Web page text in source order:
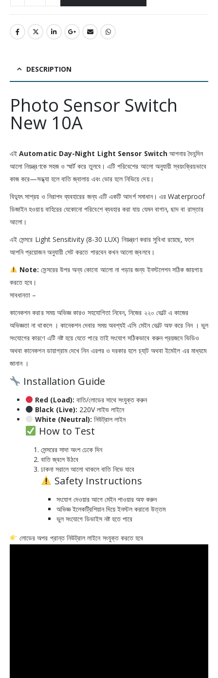
DESCRIPTION
Photo Sensor Switch
New 10A
এইAutomatic Day-Night Light Sensor Switchআপনার দৈনন্দিন
আলো নিয়ন্ত্রণকে সহজ ও স্মার্ট করে তুলবে। এটি পরিবেশের আলো অনুযায়ী স্বয়ংক্রিয়ভাবে
কাজ করে—সন্ধ্যা হলে বাতি জ্বালায় এবং ভোর হলে নিভিয়ে দেয়।
বিদ্যুৎ সাশ্রয় ও নিরাপদ ব্যবহারের জন্য এটি একটি আদর্শ সমাধান। এর Waterproof
ডিজাইন হওয়ায় বাহিরের যেকোনো পরিবেশে ব্যবহার করা যায় যেমন বাগান, ছাদ বা রাস্তার
আলো।
এই সেন্সরে Light Sensitivity (8-30 LUX) নিয়ন্ত্রণ করার সুবিধা রয়েছে, ফলে
আপনি প্রয়োজন অনুযায়ী সেট করতে পারবেন কখন আলো জ্বলবে।
Note: সেন্সরের উপর অন্য কোনো আলো না পড়ার জন্য ইনস্টলেশন সঠিক জায়গায়
করতে হবে।
সাবধানতা –
কানেকশন করার সময় অভিজ্ঞ কারও সহযোগিতা নিবেন, নিজের ২২০ ভোল্ট এ কাজের
অভিজ্ঞতা না থাকলে । কানেকশন দেবার সময় অবশ্যই এসি মেইন ভোল্ট অফ করে নিন । ভুল
সংযোগের কারণে এটি নষ্ট হয়ে যেতে পারে তাই সংযোগ সঠিকভাবে করুন প্রয়জনে ভিডিও
অথবা কানেকশন ডায়াগ্রাম দেখে নিন এরপর ও দরকার হলে চ্যা্ট অথবা ইমেইল এর মাধ্যমে
জানান ।
Installation Guide
Red (Load): বাতি/লোডের সাথে সংযুক্ত করুন
Black (Live): 220V লাইভ লাইনে
White (Neutral): নিউট্রাল লাইন
How to Test
সেন্সরের সাদা অংশ ঢেকে দিন
বাতি জ্বলে উঠবে
ঢাকনা সরালে আলো থাকলে বাতি নিভে যাবে
Safety Instructions
সংযোগ দেওয়ার আগে মেইন পাওয়ার অফ করুন
অভিজ্ঞ ইলেকট্রিশিয়ান দিয়ে ইনস্টল করানো উত্তম
ভুল সংযোগে ডিভাইস নষ্ট হতে পারে
লোডের অপর প্রান্ত নিউট্রাল লাইনে সংযুক্ত করতে হবে